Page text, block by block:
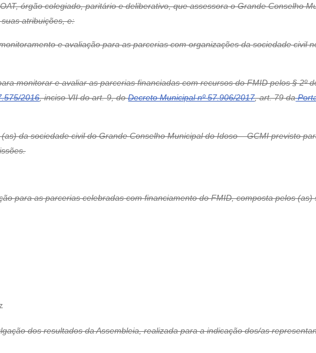
órgão colegiado, paritário e deliberativo, que assessora o Grande Conselho
atribuições, e:
e avaliação para as parcerias com organizações da sociedade civil
monitorar e avaliar as parcerias financiadas com recursos do FMID pelos § 2º
2016, inciso VII do art. 9, doDecreto Municipal nº 57.906/2017, art. 79 da
da sociedade civil do Grande Conselho Municipal do Idoso – GCMI previsto
para as parcerias celebradas com financiamento do FMID, composta pelos
dos resultados da Assembleia, realizada para a indicação dos/as